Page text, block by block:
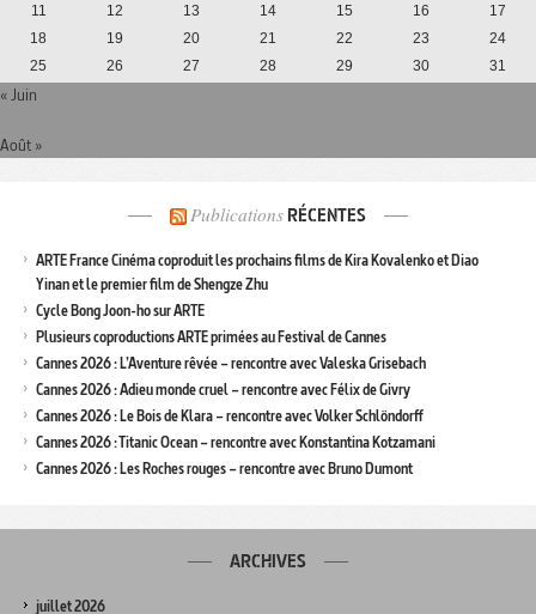
11
12 13 14 15 16
17
18
19 20 21 22 23
24
25
26 27 28 29 30 31
« Juin
Août »
Publications RÉCENTES
ARTE France Cinéma coproduit les prochains films de Kira Kovalenko et Diao
Yinan et le premier film de Shengze Zhu
Cycle Bong Joon-ho sur ARTE
Plusieurs coproductions ARTE primées au Festival de Cannes
Cannes 2026 : L’Aventure rêvée – rencontre avec Valeska Grisebach
Cannes 2026 : Adieu monde cruel – rencontre avec Félix de Givry
Cannes 2026 : Le Bois de Klara – rencontre avec Volker Schlöndorff
Cannes 2026 : Titanic Ocean – rencontre avec Konstantina Kotzamani
Cannes 2026 : Les Roches rouges – rencontre avec Bruno Dumont
ARCHIVES
juillet 2026